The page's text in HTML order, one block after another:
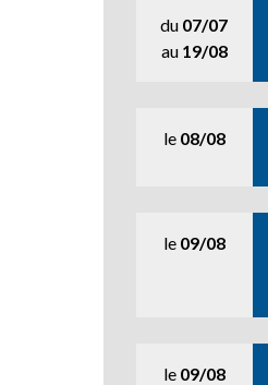
du 07/07
au 19/08
le 08/08
le 09/08
le 09/08